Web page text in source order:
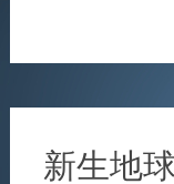
新生地